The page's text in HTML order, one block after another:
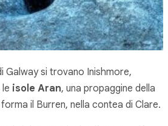
Galway si trovano Inishmore,
isole Aran, una propaggine della
il Burren, nella contea di Clare.